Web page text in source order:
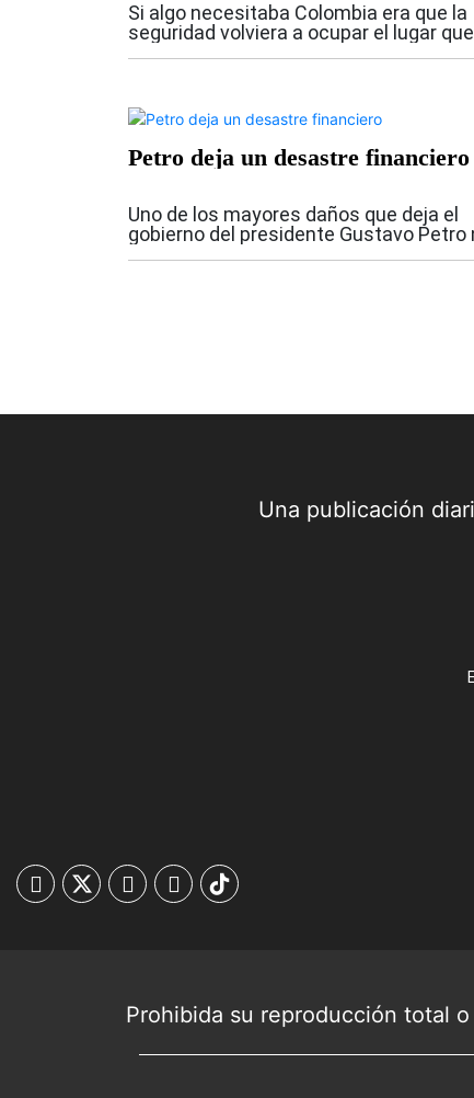
Si algo necesitaba Colombia era que la
seguridad volviera a ocupar el lugar que
nunca debió perder dentro de las
Espriella...
Petro deja un desastre financiero
Uno de los mayores daños que deja el
gobierno del presidente Gustavo Petro
Una publicación
Prohibida su reproducción total